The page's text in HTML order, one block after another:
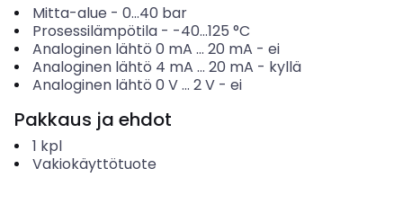
Mitta-alue - 0...40 bar
Prosessilämpötila- -40...125 °C
Analoginen lähtö 0 mA ... 20 mA - ei
Analoginen lähtö 4 mA ... 20 mA - kyllä
Analoginen lähtö 0 V ... 2 V- ei
Pakkaus ja ehdot
1 kpl
Vakiokäyttötuote